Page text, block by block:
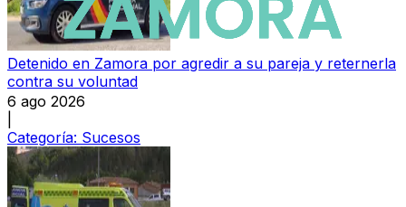
Detenido en Zamora por agredir a su pareja y reternerla
contra su voluntad
6 ago 2026
Categoría: Sucesos